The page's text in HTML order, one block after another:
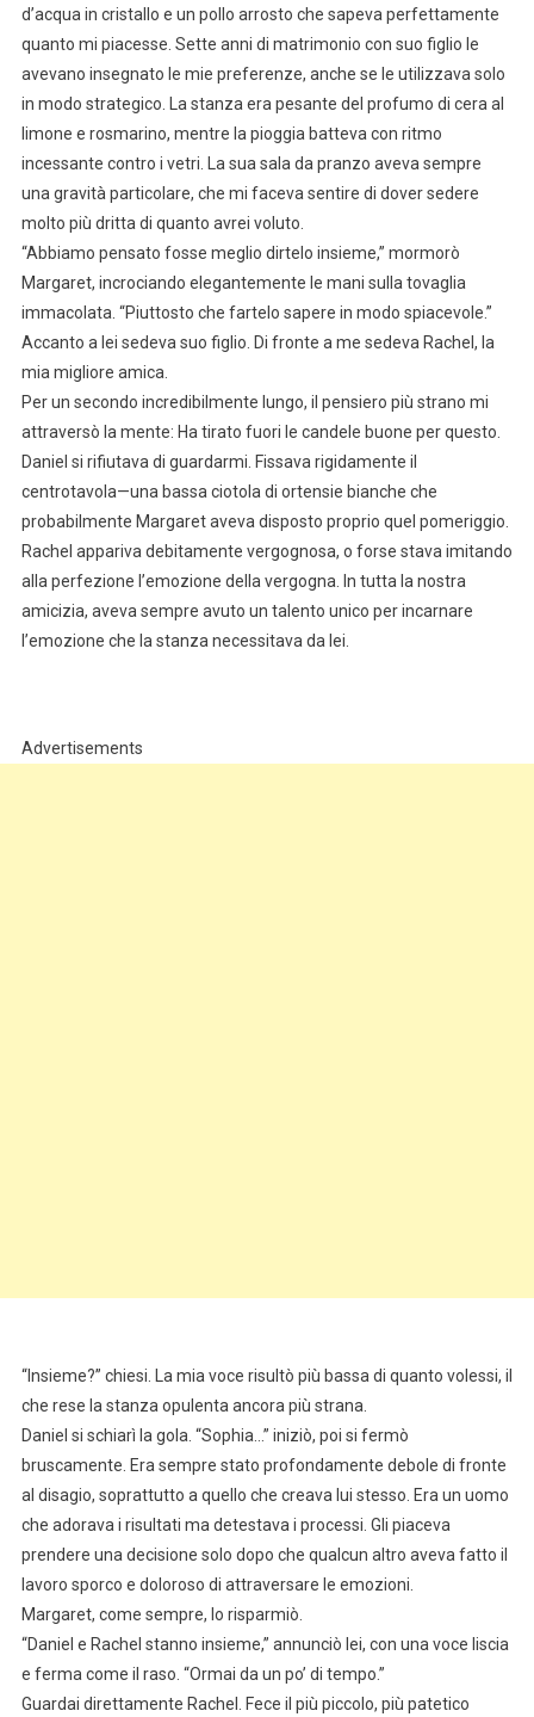
d’acqua in cristallo e un pollo arrosto che sapeva perfettamente
quanto mi piacesse. Sette anni di matrimonio con suo figlio le
avevano insegnato le mie preferenze, anche se le utilizzava solo
in modo strategico. La stanza era pesante del profumo di cera al
limone e rosmarino, mentre la pioggia batteva con ritmo
incessante contro i vetri. La sua sala da pranzo aveva sempre
una gravità particolare, che mi faceva sentire di dover sedere
molto più dritta di quanto avrei voluto.
“Abbiamo pensato fosse meglio dirtelo insieme,” mormorò
Margaret, incrociando elegantemente le mani sulla tovaglia
immacolata. “Piuttosto che fartelo sapere in modo spiacevole.”
Accanto a lei sedeva suo figlio. Di fronte a me sedeva Rachel, la
mia migliore amica.
Per un secondo incredibilmente lungo, il pensiero più strano mi
attraversò la mente: Ha tirato fuori le candele buone per questo.
Daniel si rifiutava di guardarmi. Fissava rigidamente il
centrotavola—una bassa ciotola di ortensie bianche che
probabilmente Margaret aveva disposto proprio quel pomeriggio.
Rachel appariva debitamente vergognosa, o forse stava imitando
alla perfezione l’emozione della vergogna. In tutta la nostra
amicizia, aveva sempre avuto un talento unico per incarnare
l’emozione che la stanza necessitava da lei.
Advertisements
“Insieme?” chiesi. La mia voce risultò più bassa di quanto volessi, il
che rese la stanza opulenta ancora più strana.
Daniel si schiarì la gola. “Sophia…” iniziò, poi si fermò
bruscamente. Era sempre stato profondamente debole di fronte
al disagio, soprattutto a quello che creava lui stesso. Era un uomo
che adorava i risultati ma detestava i processi. Gli piaceva
prendere una decisione solo dopo che qualcun altro aveva fatto il
lavoro sporco e doloroso di attraversare le emozioni.
Margaret, come sempre, lo risparmiò.
“Daniel e Rachel stanno insieme,” annunciò lei, con una voce liscia
e ferma come il raso. “Ormai da un po’ di tempo.”
Guardai direttamente Rachel. Fece il più piccolo, più patetico